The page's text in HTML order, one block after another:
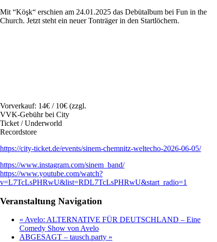
Mit “Köşk“ erschien am 24.01.2025 das Debütalbum bei Fun in the
Church. Jetzt steht ein neuer Tonträger in den Startlöchern.
Vorverkauf: 14€ / 10€ (zzgl.
VVK-Gebühr bei City
Ticket / Underworld
Recordstore
https://city-ticket.de/events/sinem-chemnitz-weltecho-2026-06-05/
https://www.instagram.com/sinem_band/
https://www.youtube.com/watch?
v=L7TcLsPHRwU&list=RDL7TcLsPHRwU&start_radio=1
Veranstaltung Navigation
« Avelo: ALTERNATIVE FÜR DEUTSCHLAND – Eine
Comedy Show von Avelo
ABGESAGT – tausch.party »